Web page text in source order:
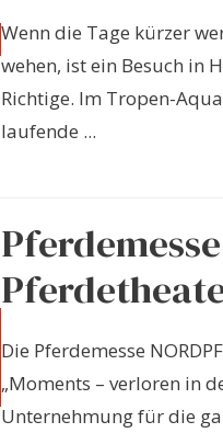
Wenn die Tage kürzer
wehen, ist ein Besuch in
Richtige. Im Tropen-
laufende ...
Die Pferdemesse
„Moments – verloren in
Unternehmung für die